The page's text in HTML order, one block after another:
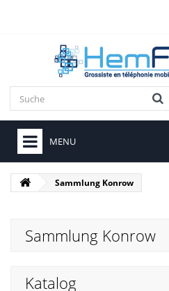
MENU
Sammlung Konrow
Sammlung Konrow
Katalog